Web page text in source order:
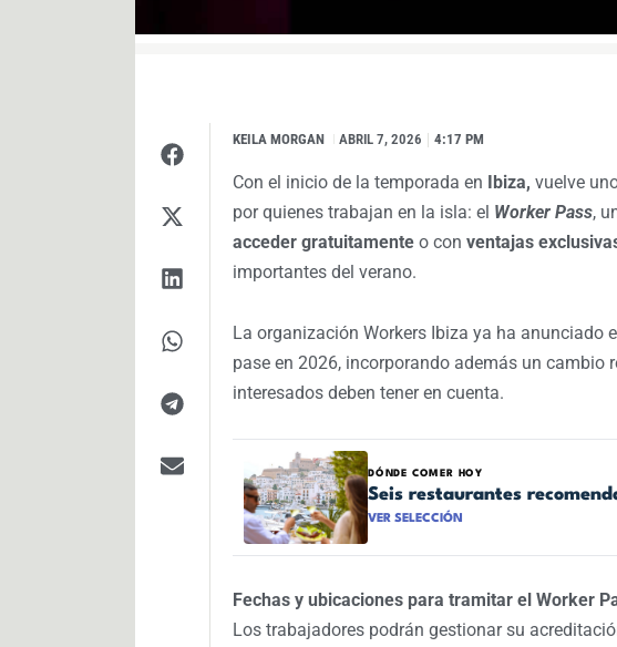
KEILA MORGAN I ABRIL 7, 2026 4:17 PM
Con el inicio de la temporada en Ibiza, vuelve
por quienes trabajan en la isla: el Worker Pass,
acceder gratuitamente o con ventajas
importantes del verano.
La organización Workers Ibiza ya ha anunciado
pase en 2026, incorporando además un cambio
interesados deben tener en cuenta.
DÓNDE COMER HOY
Seis restaurantes
VER SELECCIÓN
Fechas y ubicaciones para tramitar el Worker
Los trabajadores podrán gestionar su